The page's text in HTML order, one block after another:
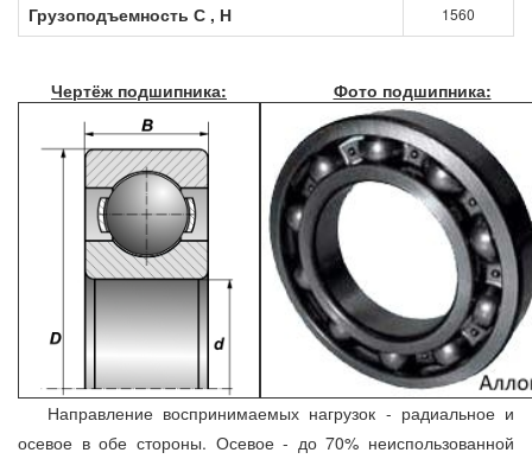
Грузоподъемность С , Н 1560
Чертёж подшипника: Фото подшипника:
Направление воспринимаемых нагрузок - радиальное и
осевое в обе стороны. Осевое - до 70% неиспользованной